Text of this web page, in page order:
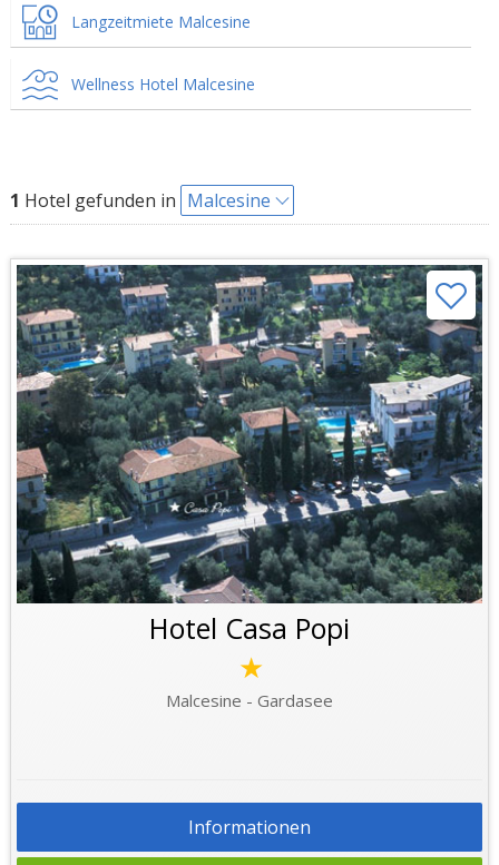
Langzeitmiete Malcesine
Wellness Hotel Malcesine
1 Hotel gefunden in Malcesine
Hotel Casa Popi
★
Malcesine - Gardasee
Informationen